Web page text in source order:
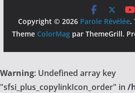
Copyright © 2026 Parole Révélée.
Theme ColorMag par ThemeGrill.
Warning: Undefined array key
"sfsi_plus_copylinkIcon_order" in /